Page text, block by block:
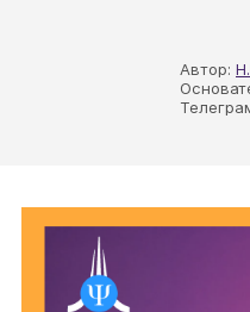
Автор: